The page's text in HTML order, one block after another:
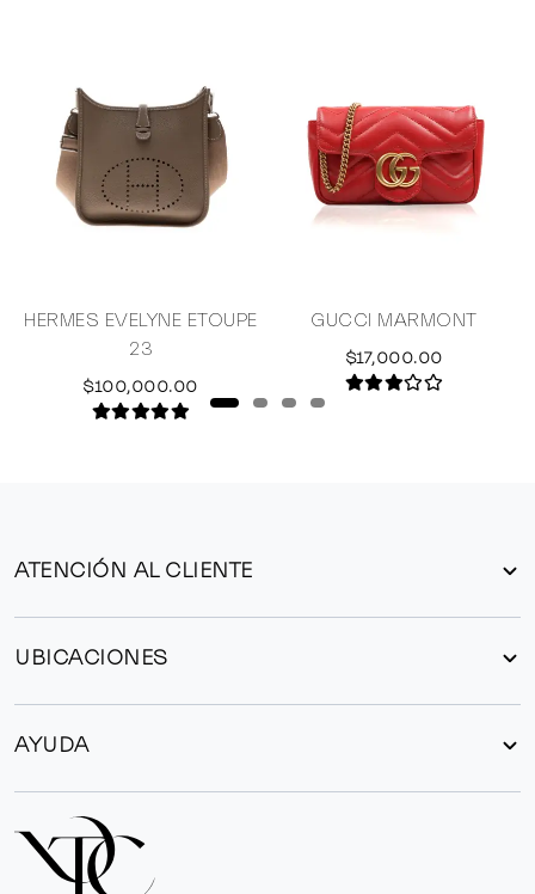
HERMES EVELYNE ETOUPE
23
$100,000.00
GUCCI MARMONT
$17,000.00
ATENCIÓN AL CLIENTE
UBICACIONES
AYUDA